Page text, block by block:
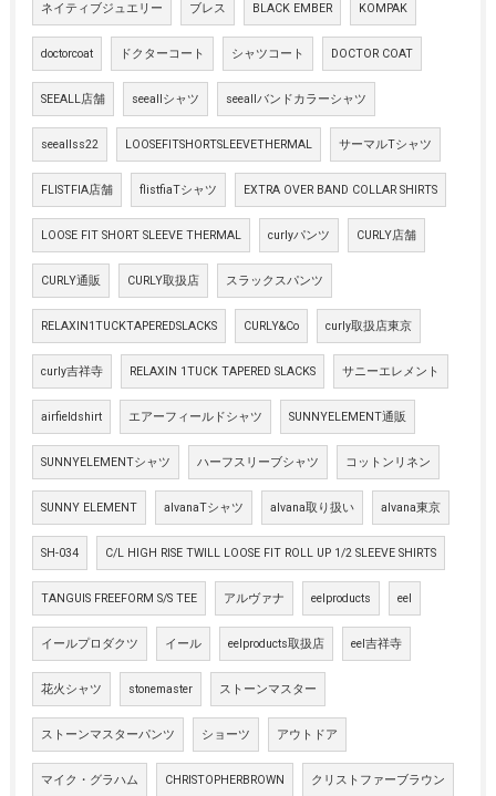
ネイティブジュエリー ブレス BLACK EMBER KOMPAK
doctorcoat ドクターコート シャツコート DOCTOR COAT
SEEALL店舗 seeallシャツ seeallバンドカラーシャツ
seeallss22 LOOSEFITSHORTSLEEVETHERMAL サーマルTシャツ
FLISTFIA店舗 flistfiaTシャツ EXTRA OVER BAND COLLAR SHIRTS
LOOSE FIT SHORT SLEEVE THERMAL curlyパンツ CURLY店舗
CURLY通販 CURLY取扱店 スラックスパンツ
RELAXIN1TUCKTAPEREDSLACKS CURLY&Co curly取扱店東京
curly吉祥寺 RELAXIN 1TUCK TAPERED SLACKS サニーエレメント
airfieldshirt エアーフィールドシャツ SUNNYELEMENT通販
SUNNYELEMENTシャツ ハーフスリーブシャツ コットンリネン
SUNNY ELEMENT alvanaTシャツ alvana取り扱い alvana東京
SH-034 C/L HIGH RISE TWILL LOOSE FIT ROLL UP 1/2 SLEEVE SHIRTS
TANGUIS FREEFORM S/S TEE アルヴァナ eelproducts eel
イールプロダクツ イール eelproducts取扱店 eel吉祥寺
花火シャツ stonemaster ストーンマスター
ストーンマスターパンツ ショーツ アウトドア
マイク・グラハム CHRISTOPHERBROWN クリストファーブラウン